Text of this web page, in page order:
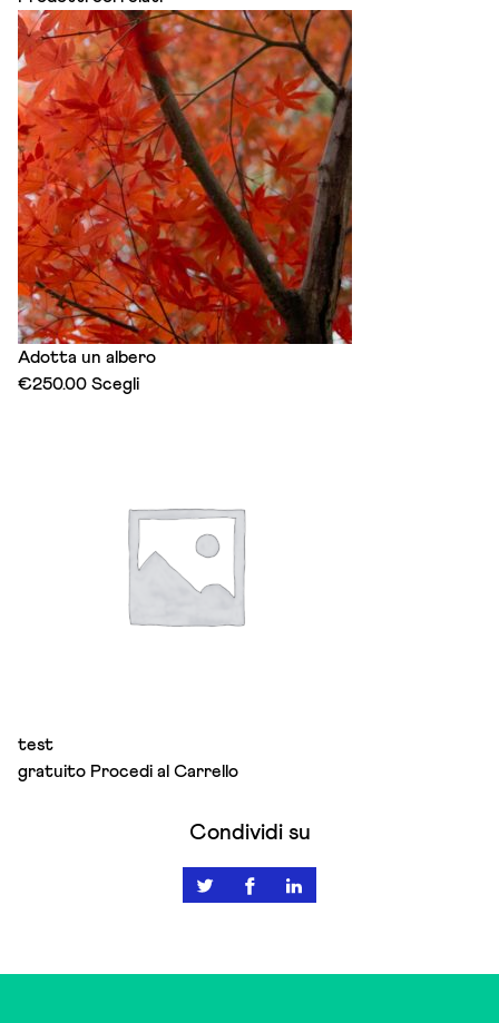
Adotta un albero
€250.00 ScegliThis
The
options
may
chosen
test
gratuito Procedi al Carrello
Condividi su